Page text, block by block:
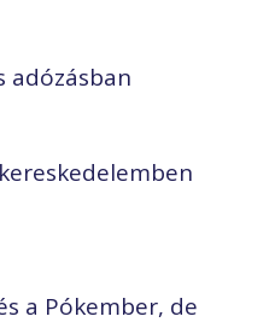
adózásban
a Pókember, de